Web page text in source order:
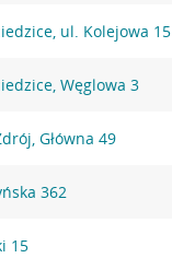
ul. Kolejowa 15
Węglowa 3
Główna 49
362
15